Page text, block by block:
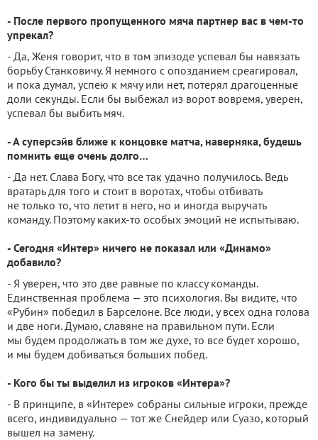
- После первого пропущенного мяча партнер вас в чем-то
упрекал?
- Да, Женя говорит, что в том эпизоде успевал бы навязать
борьбу Станковичу. Я немного с опозданием среагировал,
и пока думал, успею к мячу или нет, потерял драгоценные
доли секунды. Если бы выбежал из ворот вовремя, уверен,
успевал бы выбить мяч.
- А суперсэйв ближе к концовке матча, наверняка, будешь
помнить еще очень долго…
- Да нет. Слава Богу, что все так удачно получилось. Ведь
вратарь для того и стоит в воротах, чтобы отбивать
не только то, что летит в него, но и иногда выручать
команду. Поэтому каких-то особых эмоций не испытываю.
- Сегодня «Интер» ничего не показал или «Динамо»
добавило?
- Я уверен, что это две равные по классу команды.
Единственная проблема — это психология. Вы видите, что
«Рубин» победил в Барселоне. Все люди, у всех одна голова
и две ноги. Думаю, славяне на правильном пути. Если
мы будем продолжать в том же духе, то все будет хорошо,
и мы будем добиваться больших побед.
- Кого бы ты выделил из игроков «Интера»?
- В принципе, в «Интере» собраны сильные игроки, прежде
всего, индивидуально — тот же Снейдер или Суазо, который
вышел на замену.